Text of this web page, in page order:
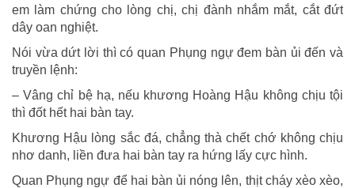
em làm chứng cho lòng chị, chị đành nhắm mắt, cắt đứt
dây oan nghiệt.
Nói vừa dứt lời thì có quan Phụng ngự đem bàn ủi đến và
truyền lệnh:
– Vâng chỉ bệ hạ, nếu khương Hoàng Hậu không chịu tội
thì đốt hết hai bàn tay.
Khương Hậu lòng sắc đá, chẳng thà chết chớ không chịu
nhơ danh, liền đưa hai bàn tay ra hứng lấy cực hình.
Quan Phụng ngự để hai bàn ủi nóng lên, thịt cháy xèo xèo,